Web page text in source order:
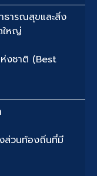
ธารณสุขและสิ่ง
ใหญ่
งชาติ (Best
ส่วนท้องถิ่นที่มี